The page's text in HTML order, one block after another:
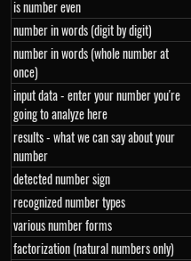
is number even
number in words (digit by digit)
number in words (whole number at
once)
input data - enter your number you're
going to analyze here
results - what we can say about your
number
detected number sign
recognized number types
various number forms
factorization (natural numbers only)